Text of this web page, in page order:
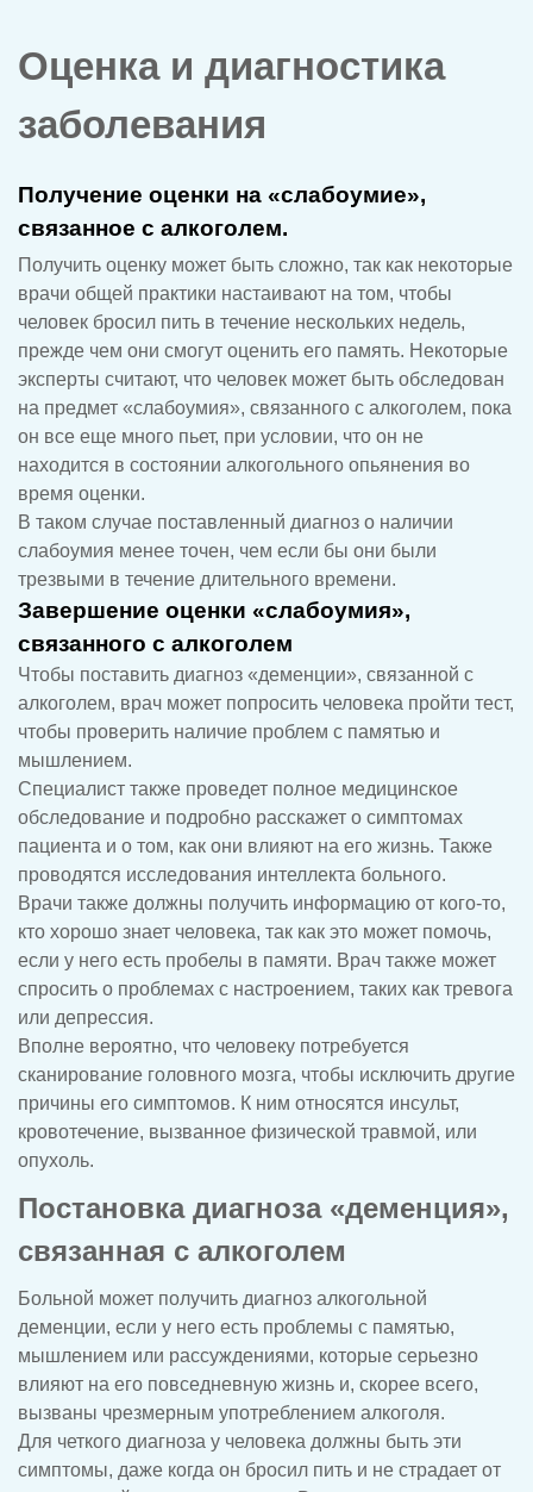
Оценка и диагностика
заболевания
Получение оценки на «слабоумие»,
связанное с алкоголем.
Получить оценку может быть сложно, так как некоторые
врачи общей практики настаивают на том, чтобы
человек бросил пить в течение нескольких недель,
прежде чем они смогут оценить его память. Некоторые
эксперты считают, что человек может быть обследован
на предмет «слабоумия», связанного с алкоголем, пока
он все еще много пьет, при условии, что он не
находится в состоянии алкогольного опьянения во
время оценки.
В таком случае поставленный диагноз о наличии
слабоумия менее точен, чем если бы они были
трезвыми в течение длительного времени.
Завершение оценки «слабоумия»,
связанного с алкоголем
Чтобы поставить диагноз «деменции», связанной с
алкоголем, врач может попросить человека пройти тест,
чтобы проверить наличие проблем с памятью и
мышлением.
Специалист также проведет полное медицинское
обследование и подробно расскажет о симптомах
пациента и о том, как они влияют на его жизнь. Также
проводятся исследования интеллекта больного.
Врачи также должны получить информацию от кого-то,
кто хорошо знает человека, так как это может помочь,
если у него есть пробелы в памяти. Врач также может
спросить о проблемах с настроением, таких как тревога
или депрессия.
Вполне вероятно, что человеку потребуется
сканирование головного мозга, чтобы исключить другие
причины его симптомов. К ним относятся инсульт,
кровотечение, вызванное физической травмой, или
опухоль.
Постановка диагноза «деменция»,
связанная с алкоголем
Больной может получить диагноз алкогольной
деменции, если у него есть проблемы с памятью,
мышлением или рассуждениями, которые серьезно
влияют на его повседневную жизнь и, скорее всего,
вызваны чрезмерным употреблением алкоголя.
Для четкого диагноза у человека должны быть эти
симптомы, даже когда он бросил пить и не страдает от